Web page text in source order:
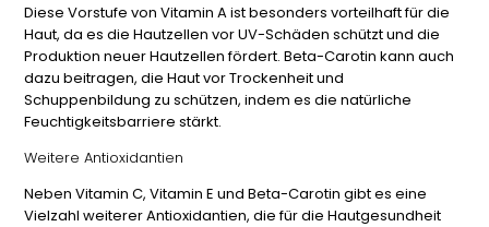
Diese Vorstufe von Vitamin A ist besonders vorteilhaft für die
Haut, da es die Hautzellen vor UV-Schäden schützt und die
Produktion neuer Hautzellen fördert. Beta-Carotin kann auch
dazu beitragen, die Haut vor Trockenheit und
Schuppenbildung zu schützen, indem es die natürliche
Feuchtigkeitsbarriere stärkt.
Weitere Antioxidantien
Neben Vitamin C, Vitamin E und Beta-Carotin gibt es eine
Vielzahl weiterer Antioxidantien, die für die Hautgesundheit